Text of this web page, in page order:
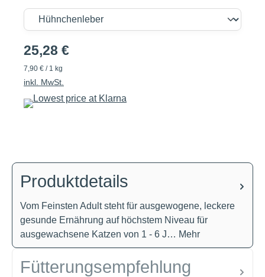
25,28 €
7,90 € / 1 kg
inkl. MwSt.
Produktdetails
Vom Feinsten Adult steht für ausgewogene, leckere
gesunde Ernährung auf höchstem Niveau für
ausgewachsene Katzen von 1 - 6 J… Mehr
Fütterungsempfehlung